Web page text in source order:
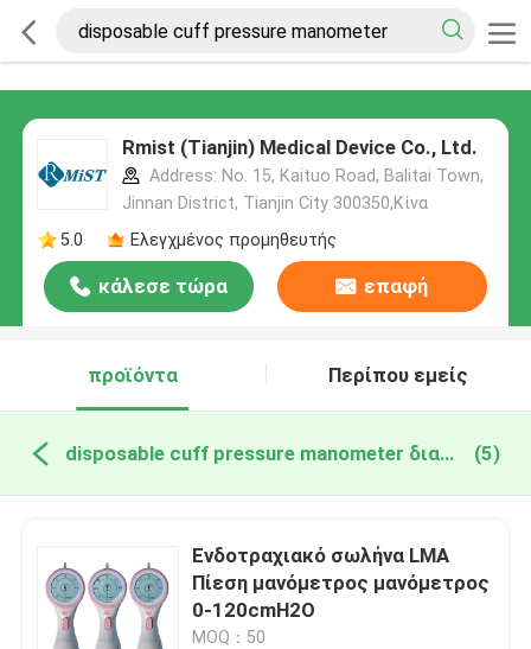
Rmist (Tianjin) Medical Device Co., Ltd.
Address: No. 15, Kaituo Road, Balitai Town,
Jinnan District, Tianjin City 300350,Κίνα
5.0
Ελεγχμένος προμηθευτής
κάλεσε τώρα επαφή
προϊόντα Περίπου εμείς
disposable cuff pressure manometer διαδικτυακή κατασκευή (5)
Ενδοτραχιακό σωλήνα LMA
Πίεση μανόμετρος μανόμετρος
0-120cmH2O
MOQ：50